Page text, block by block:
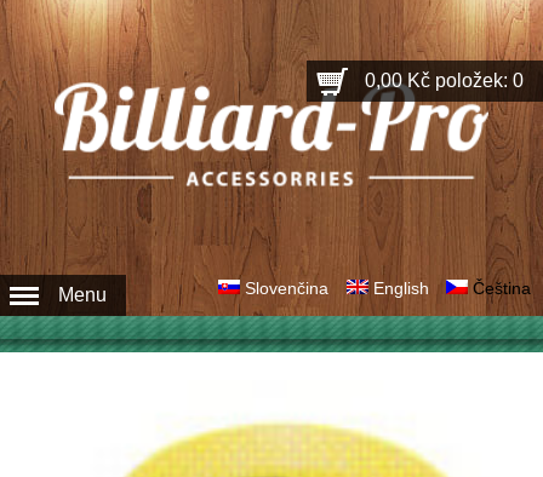
0,00 Kč položek: 0
Slovenčina English Čeština
Menu